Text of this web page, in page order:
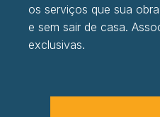
os serviços que sua
e sem sair de casa.
exclusivas.